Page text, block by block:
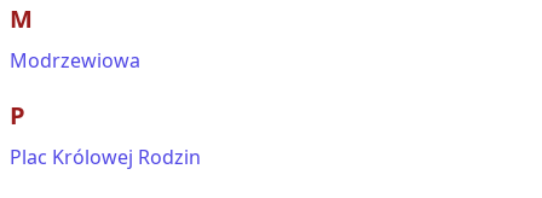
M
Modrzewiowa
P
Plac Królowej Rodzin